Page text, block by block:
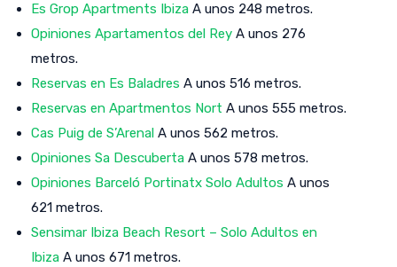
Es Grop Apartments Ibiza A unos 248 metros.
Opiniones Apartamentos del Rey A unos 276
metros.
Reservas en Es Baladres A unos 516 metros.
Reservas en Apartmentos Nort A unos 555 metros.
Cas Puig de S’Arenal A unos 562 metros.
Opiniones Sa Descuberta A unos 578 metros.
Opiniones Barceló Portinatx Solo Adultos A unos
621 metros.
Sensimar Ibiza Beach Resort – Solo Adultos en
Ibiza A unos 671 metros.